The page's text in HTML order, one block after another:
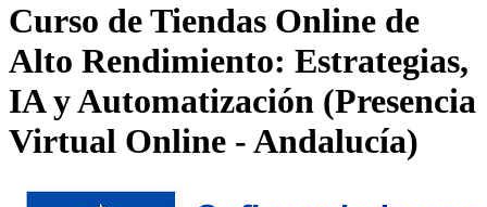
Curso de Tiendas Online de
Alto Rendimiento: Estrategias,
IA y Automatización (Presencia
Virtual Online - Andalucía)